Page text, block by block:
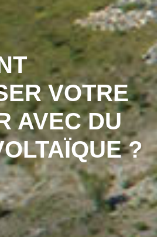
VOTRE
AVEC DU
?